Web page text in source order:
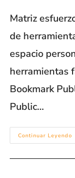
Matriz
de
espacio
herramientas
Bookmark
Public…
Continuar Leyendo